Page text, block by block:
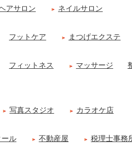
アサロン ネイルサロン
フットケア まつげエクステ
フィットネス マッサージ
写真スタジオ カラオケ店
ール 不動産屋 税理士事務